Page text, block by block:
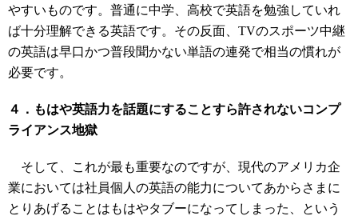
やすいものです。普通に中学、高校で英語を勉強していれ
ば十分理解できる英語です。その反面、TVのスポーツ中継
の英語は早口かつ普段聞かない単語の連発で相当の慣れが
必要です。
４． もはや英語力を話題にすることすら許されないコンプ
ライアンス地獄
そして、これが最も重要なのですが、現代のアメリカ企
業においては社員個人の英語の能力についてあからさまに
とりあげることはもはやタブーになってしまった、という